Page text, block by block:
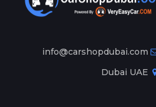
info@carshopdubai.com